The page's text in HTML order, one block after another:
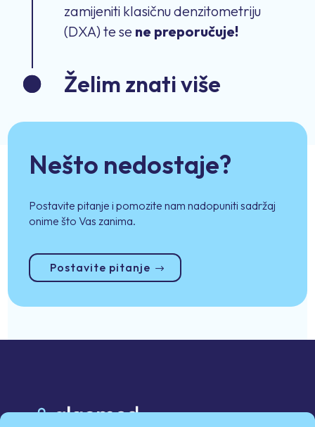
zamijeniti klasičnu denzitometriju
(DXA) te se ne preporučuje!
Želim znati više
Nešto nedostaje?
Postavite pitanje i pomozite nam nadopuniti sadržaj
onime što Vas zanima.
Postavite pitanje